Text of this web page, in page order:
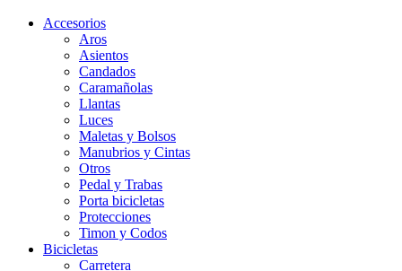
Accesorios
Aros
Asientos
Candados
Caramañolas
Llantas
Luces
Maletas y Bolsos
Manubrios y Cintas
Otros
Pedal y Trabas
Porta bicicletas
Protecciones
Timon y Codos
Bicicletas
Carretera